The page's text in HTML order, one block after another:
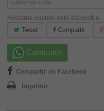
Avísame cuando esté disponible
Tweet
Compartir
Compartir
Compartir en Facebook
Imprimir